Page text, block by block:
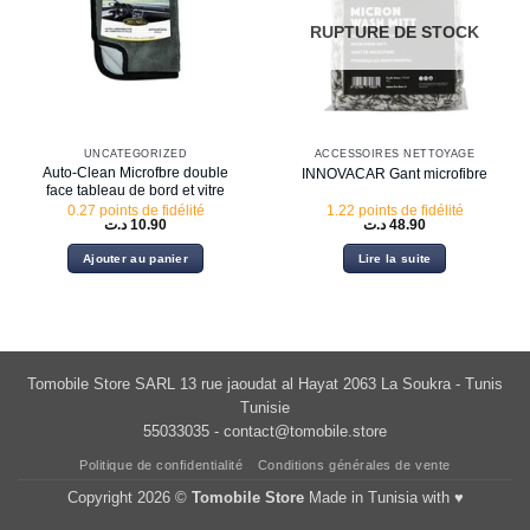
UNCATEGORIZED
Auto-Clean Microfbre double
face tableau de bord et vitre
0.27 points de fidélité
10.90 د.ت
Ajouter au panier
RUPTURE DE STOCK
ACCESSOIRES NETTOYAGE
INNOVACAR Gant microfibre
1.22 points de fidélité
48.90 د.ت
Lire la suite
Tomobile Store SARL 13 rue jaoudat al Hayat 2063 La Soukra - Tunis
Tunisie
55033035 - contact@tomobile.store
Politique de confidentialité Conditions générales de vente
Copyright 2026 © Tomobile StoreMade in Tunisia with ♥